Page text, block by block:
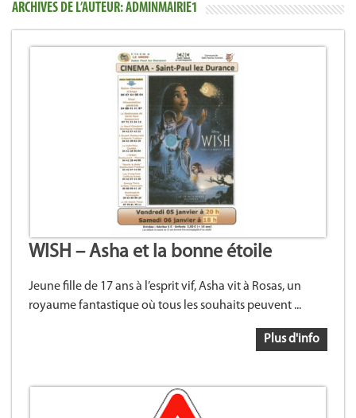
ARCHIVES DE L’AUTEUR:ADMINMAIRIE1
WISH – Asha et la bonne étoile
Jeune fille de 17 ans à l’esprit vif, Asha vit à Rosas, un
royaume fantastique où tous les souhaits peuvent ...
Plus d'info